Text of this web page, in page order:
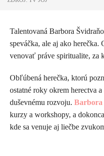
Talentovaná Barbora
speváčka, ale aj ako herečka.
venovať práve spiritualite,
Obľúbená herečka, ktorú
ostatné roky okrem herectva
duševnému rozvoju. Barbora
kurzy a workshopy, a
kde sa venuje aj liečbe